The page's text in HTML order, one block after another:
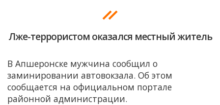
Лже-террористом оказался местный житель
В Апшеронске мужчина сообщил о
заминировании автовокзала. Об этом
сообщается на официальном портале
районной администрации.